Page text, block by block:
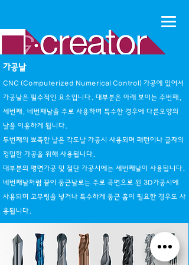
가공날
CNC (Computerized Numerical Control) 가공에 있어서
가공날은 필수적인 요소입니다. 대부분은 아래 보이는 주번째,
세번째, 네번째날을 주로 사용하며 특수한 경우에 다른모양의
날을 이용하게 됩니다.
​두번째의 뾰족한 날은 각도날 가공시 사용되며 패턴이나 글자의
정밀한 가공을 위해 사용됩니다.
대부분의 평면가공 및 절단 가공시에는 세번째날이 사용됩니다.
​네번째날처럼 끝이 둥근날로는 주로 곡면으로 된 3D가공시에
사용되며 고무링을 넣거나 특수하게 둥근 홈이 필요한 경우도 사
용됩니다.